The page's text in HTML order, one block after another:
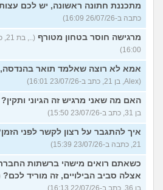
מתכננת חתונה ראשונה, יש לכם
כתבה ב-26/07/26 16:09)
מרגישה חוסר בטחון מטורף
16:00)
אמא לא רוצה שאלמד תואר
(Alex, בן 21, כתב ב-23/07/26 16:01)
האם מה שאני מרגיש זה הגיוני ותקין?
בן 31, כתב ב-23/07/26 15:50)
איך להתגבר על רצון לקשר לפני
21, כתבה ב-23/07/26 15:39)
כשאתם רואים מישהי ברשתות
אצלה סביב הבילויים, זה מוריד לכם?
בן 36, כתב ב-22/07/26 16:13)